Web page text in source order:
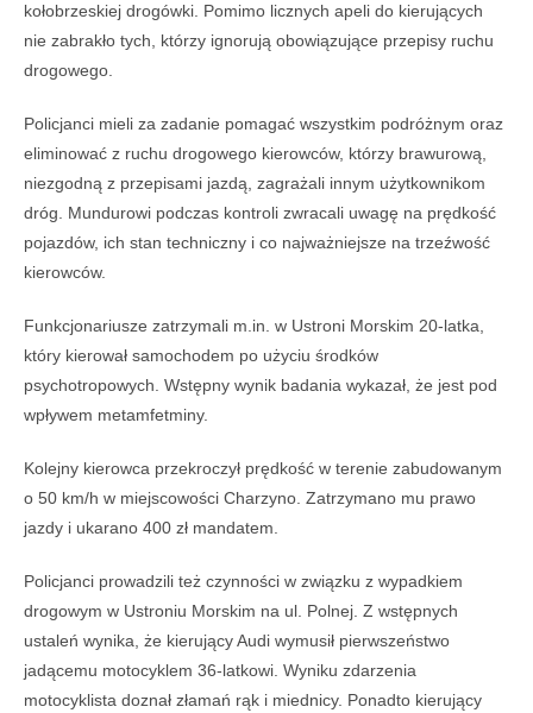
kołobrzeskiej drogówki. Pomimo licznych apeli do kierujących
nie zabrakło tych, którzy ignorują obowiązujące przepisy ruchu
drogowego.
Policjanci mieli za zadanie pomagać wszystkim podróżnym oraz
eliminować z ruchu drogowego kierowców, którzy brawurową,
niezgodną z przepisami jazdą, zagrażali innym użytkownikom
dróg. Mundurowi podczas kontroli zwracali uwagę na prędkość
pojazdów, ich stan techniczny i co najważniejsze na trzeźwość
kierowców.
Funkcjonariusze zatrzymali m.in. w Ustroni Morskim 20-latka,
który kierował samochodem po użyciu środków
psychotropowych. Wstępny wynik badania wykazał, że jest pod
wpływem metamfetminy.
Kolejny kierowca przekroczył prędkość w terenie zabudowanym
o 50 km/h w miejscowości Charzyno. Zatrzymano mu prawo
jazdy i ukarano 400 zł mandatem.
Policjanci prowadzili też czynności w związku z wypadkiem
drogowym w Ustroniu Morskim na ul. Polnej. Z wstępnych
ustaleń wynika, że kierujący Audi wymusił pierwszeństwo
jadącemu motocyklem 36-latkowi. Wyniku zdarzenia
motocyklista doznał złamań rąk i miednicy. Ponadto kierujący